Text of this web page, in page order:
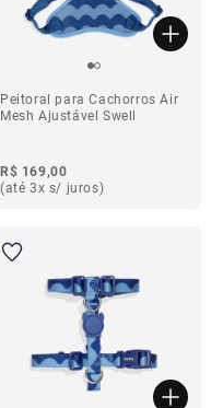
Peitoral para Cachorros Air
Mesh Ajustável Swell
R$ 169,00
(até 3x s/ juros)